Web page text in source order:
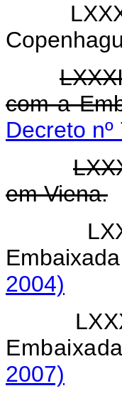
com a
Decreto
em Viena.
2004)
2007)